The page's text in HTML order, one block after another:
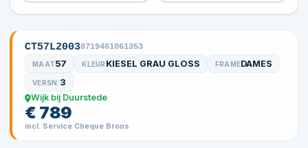
CT57L20038719461061353
MAAT57 KLEUR KIESEL GRAU GLOSS FRAMEDAMES
VERSN. 3
Wijk bij Duurstede
€ 789
incl. Service Cheque Brons